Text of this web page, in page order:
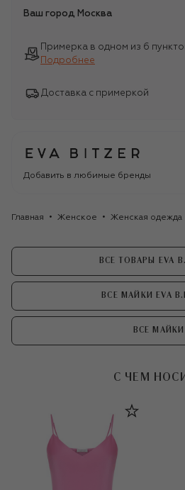
Ваш город Москва
Примерка в одном из 6
Подробнее
Доставка с примеркой
Добавить в любимые бренды
Главная Женское Женская одежда
ВСЕ ТОВАРЫ EVA
ВСЕ МАЙКИ EVA
ВСЕ МАЙКИ
С ЧЕМ